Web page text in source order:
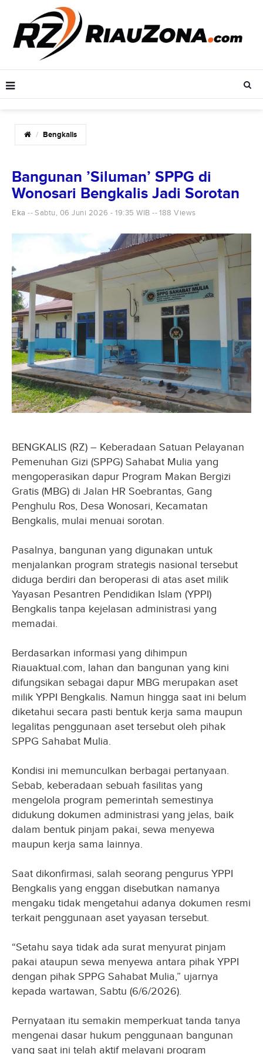
Bengkalis
Bangunan ’Siluman’ SPPG di
Wonosari Bengkalis Jadi Sorotan
Eka Sabtu, 06 Juni 2026 - 19:35 WIB 188 Views
BENGKALIS (RZ) – Keberadaan Satuan Pelayanan
Pemenuhan Gizi (SPPG) Sahabat Mulia yang
mengoperasikan dapur Program Makan Bergizi
Gratis (MBG) di Jalan HR Soebrantas, Gang
Penghulu Ros, Desa Wonosari, Kecamatan
Bengkalis, mulai menuai sorotan.
Pasalnya, bangunan yang digunakan untuk
menjalankan program strategis nasional tersebut
diduga berdiri dan beroperasi di atas aset milik
Yayasan Pesantren Pendidikan Islam (YPPI)
Bengkalis tanpa kejelasan administrasi yang
memadai.
Berdasarkan informasi yang dihimpun
Riauaktual.com, lahan dan bangunan yang kini
difungsikan sebagai dapur MBG merupakan aset
milik YPPI Bengkalis. Namun hingga saat ini belum
diketahui secara pasti bentuk kerja sama maupun
legalitas penggunaan aset tersebut oleh pihak
SPPG Sahabat Mulia.
Kondisi ini memunculkan berbagai pertanyaan.
Sebab, keberadaan sebuah fasilitas yang
mengelola program pemerintah semestinya
didukung dokumen administrasi yang jelas, baik
dalam bentuk pinjam pakai, sewa menyewa
maupun kerja sama lainnya.
Saat dikonfirmasi, salah seorang pengurus YPPI
Bengkalis yang enggan disebutkan namanya
mengaku tidak mengetahui adanya dokumen resmi
terkait penggunaan aset yayasan tersebut.
“Setahu saya tidak ada surat menyurat pinjam
pakai ataupun sewa menyewa antara pihak YPPI
dengan pihak SPPG Sahabat Mulia,” ujarnya
kepada wartawan, Sabtu (6/6/2026).
Pernyataan itu semakin memperkuat tanda tanya
mengenai dasar hukum penggunaan bangunan
yang saat ini telah aktif melayani program